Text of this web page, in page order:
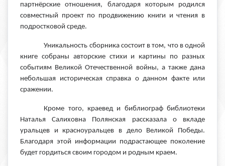
партнёрские отношения, благодаря которым родился
совместный проект по продвижению книги и чтения в
подростковой среде.
Уникальность сборника состоит в том, что в одной
книге собраны авторские стихи и картины по разных
событиям Великой Отечественной войны, а также дана
небольшая историческая справка о данном факте или
сражении.
Кроме того, краевед и библиограф библиотеки
Наталья Салиховна Полянская рассказала о вкладе
уральцев и красноуральцев в дело Великой Победы.
Благодаря этой информации подрастающее поколение
будет гордиться своим городом и родным краем.